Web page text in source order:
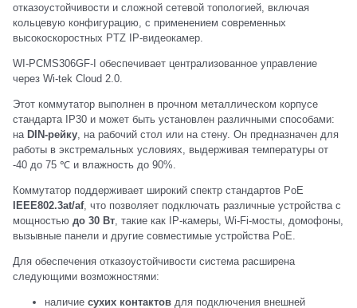
отказоустойчивости и сложной сетевой топологией, включая
кольцевую конфигурацию, с применением современных
высокоскоростных PTZ IP-видеокамер.
WI-PCMS306GF-I обеспечивает централизованное управление
через Wi-tek Cloud 2.0.
Этот коммутатор выполнен в прочном металлическом корпусе
стандарта IP30 и может быть установлен различными способами:
на DIN-рейку , на рабочий стол или на стену. Он предназначен для
работы в экстремальных условиях, выдерживая температуры от
-40 до 75 ℃ и влажность до 90%.
Коммутатор поддерживает широкий спектр стандартов PoE
IEEE802.3at/af, что позволяет подключать различные устройства с
мощностью до 30 Вт , такие как IP-камеры, Wi-Fi-мосты, домофоны,
вызывные панели и другие совместимые устройства PoE.
Для обеспечения отказоустойчивости система расширена
следующими возможностями:
наличие сухих контактов для подключения внешней